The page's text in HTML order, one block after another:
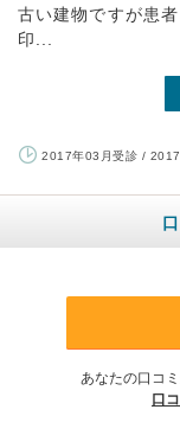
古い建物ですが患
印...
2017年03月受診 /
あなたの口コ
口